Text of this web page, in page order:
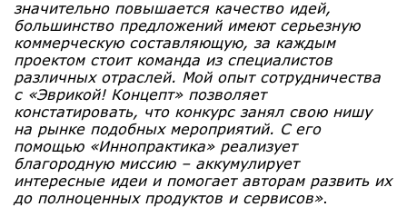
значительно повышается качество идей,
большинство предложений имеют серьезную
коммерческую составляющую, за каждым
проектом стоит команда из специалистов
различных отраслей. Мой опыт сотрудничества
с «Эврикой! Концепт» позволяет
констатировать, что конкурс занял свою нишу
на рынке подобных мероприятий. С его
помощью «Иннопрактика» реализует
благородную миссию – аккумулирует
интересные идеи и помогает авторам развить их
до полноценных продуктов и сервисов».